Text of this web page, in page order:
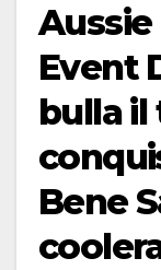
Aussie
Event
bulla il
Bene